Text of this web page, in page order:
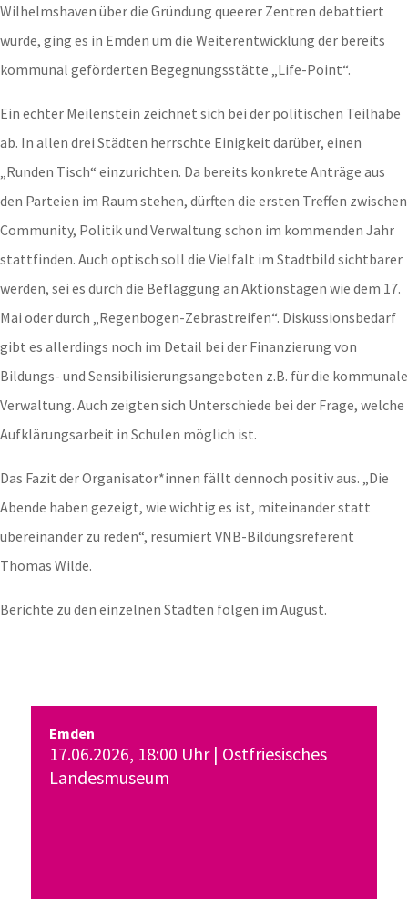
Wilhelmshaven über die Gründung queerer Zentren debattiert
wurde, ging es in Emden um die Weiterentwicklung der bereits
kommunal geförderten Begegnungsstätte „Life-Point“.
Ein echter Meilenstein zeichnet sich bei der politischen Teilhabe
ab. In allen drei Städten herrschte Einigkeit darüber, einen
„Runden Tisch“ einzurichten. Da bereits konkrete Anträge aus
den Parteien im Raum stehen, dürften die ersten Treffen zwischen
Community, Politik und Verwaltung schon im kommenden Jahr
stattfinden. Auch optisch soll die Vielfalt im Stadtbild sichtbarer
werden, sei es durch die Beflaggung an Aktionstagen wie dem 17.
Mai oder durch „Regenbogen-Zebrastreifen“. Diskussionsbedarf
gibt es allerdings noch im Detail bei der Finanzierung von
Bildungs- und Sensibilisierungsangeboten z.B. für die kommunale
Verwaltung. Auch zeigten sich Unterschiede bei der Frage, welche
Aufklärungsarbeit in Schulen möglich ist.
Das Fazit der Organisator*innen fällt dennoch positiv aus. „Die
Abende haben gezeigt, wie wichtig es ist, miteinander statt
übereinander zu reden“, resümiert VNB-Bildungsreferent
Thomas Wilde.
Berichte zu den einzelnen Städten folgen im August.
Emden
17.06.2026, 18:00 Uhr | Ostfriesisches
Landesmuseum